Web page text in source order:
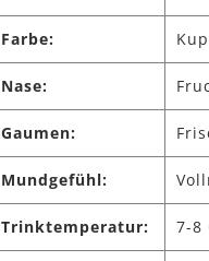
Farbe:
Nase:
Gaumen:
Mundgefühl:
Trinktemperatur: 7-8